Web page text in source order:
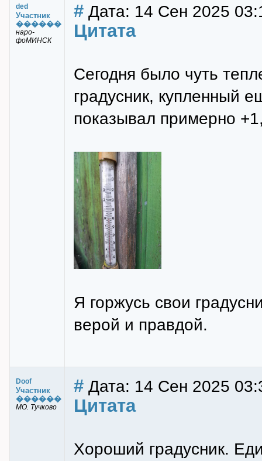
ded
Участник
������
наро-
фоМИНСК
# Дата: 14 Сен 2025
Цитата
Сегодня было чуть
градусник, купленный
показывал примерно
Я горжусь свои
верой и правдой.
Doof
Участник
������
МО. Тучково
# Дата: 14 Сен 2025
Цитата
Хороший градусник.